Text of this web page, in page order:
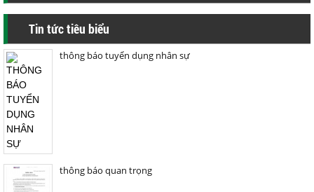
Tin tức tiêu biểu
thông báo tuyển dụng nhân sự
thông báo quan trọng